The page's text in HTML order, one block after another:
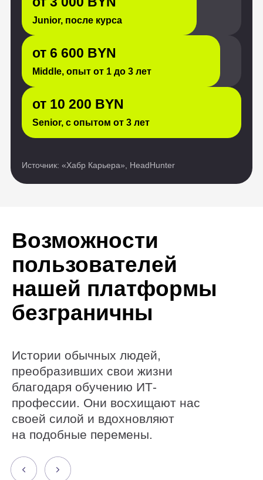
Источник: «Хабр Карьера», HeadHunter
Возможности
пользователей
нашей платформы
Истории обычных людей,
своей силой и вдохновляют
на подобные перемены.
Как стать тестировщиком,
лежа на больничной
койке
Алексей Дубовский
Как от